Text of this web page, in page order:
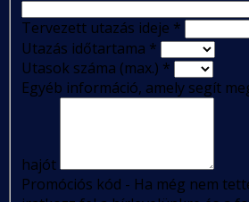
Tervezett utazás ideje *
Utazás időtartama *
Utasok száma (max.) *
Egyéb információ, amely segít
hajót
Promóciós kód - Ha még nem